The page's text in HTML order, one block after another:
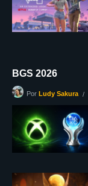
BGS 2026
Por Ludy Sakura